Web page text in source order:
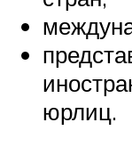
юрлиц.